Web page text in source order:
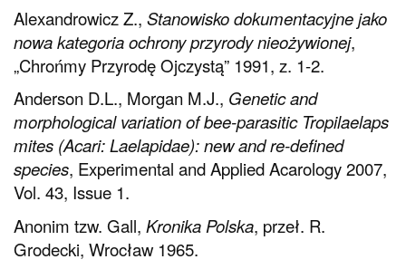
Alexandrowicz Z., Stanowisko dokumentacyjne jako
nowa kategoria ochrony przyrody nieożywionej,
„Chrońmy Przyrodę Ojczystą” 1991, z. 1-2.
Anderson D.L., Morgan M.J., Genetic and
morphological variation of bee-parasitic Tropilaelaps
mites (Acari: Laelapidae): new and re-defined
species, Experimental and Applied Acarology 2007,
Vol. 43, Issue 1.
Anonim tzw. Gall, Kronika Polska, przeł. R.
Grodecki, Wrocław 1965.